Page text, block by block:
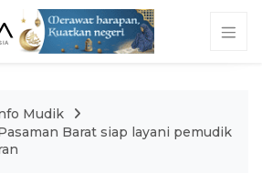
Mudik
Barat siap layani pemudik